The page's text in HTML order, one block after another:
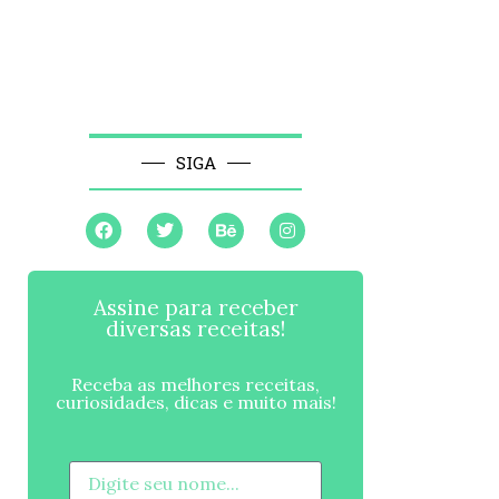
SIGA
Assine para receber
diversas receitas!
Receba as melhores receitas,
curiosidades, dicas e muito mais!